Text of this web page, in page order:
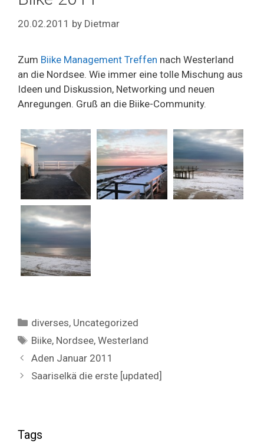
20.02.2011 by Dietmar
Zum Biike Management Treffen nach Westerland
an die Nordsee. Wie immer eine tolle Mischung aus
Ideen und Diskussion, Networking und neuen
Anregungen. Gruß an die Biike-Community.
Categories
diverses, Uncategorized
Tags
Biike, Nordsee,Westerland
Aden Januar 2011
Saariselkä die erste [updated]
Tags